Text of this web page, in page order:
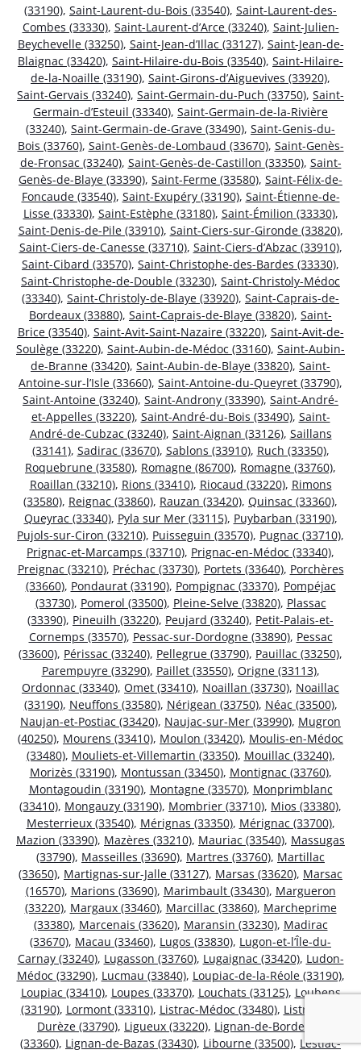
(33190), Saint-Laurent-du-Bois (33540), Saint-Laurent-des-
Combes (33330), Saint-Laurent-d’Arce (33240), Saint-Julien-
Beychevelle (33250), Saint-Jean-d’Illac (33127), Saint-Jean-de-
Blaignac (33420), Saint-Hilaire-du-Bois (33540), Saint-Hilaire-
de-la-Noaille (33190), Saint-Girons-d’Aiguevives (33920),
Saint-Gervais (33240), Saint-Germain-du-Puch (33750), Saint-
Germain-d’Esteuil (33340), Saint-Germain-de-la-Rivière
(33240), Saint-Germain-de-Grave (33490), Saint-Genis-du-
Bois (33760), Saint-Genès-de-Lombaud (33670), Saint-Genès-
de-Fronsac (33240), Saint-Genès-de-Castillon (33350), Saint-
Genès-de-Blaye (33390), Saint-Ferme (33580), Saint-Félix-de-
Foncaude (33540), Saint-Exupéry (33190), Saint-Étienne-de-
Lisse (33330), Saint-Estèphe (33180), Saint-Émilion (33330),
Saint-Denis-de-Pile (33910), Saint-Ciers-sur-Gironde (33820),
Saint-Ciers-de-Canesse (33710), Saint-Ciers-d’Abzac (33910),
Saint-Cibard (33570), Saint-Christophe-des-Bardes (33330),
Saint-Christophe-de-Double (33230), Saint-Christoly-Médoc
(33340), Saint-Christoly-de-Blaye (33920), Saint-Caprais-de-
Bordeaux (33880), Saint-Caprais-de-Blaye (33820), Saint-
Brice (33540), Saint-Avit-Saint-Nazaire (33220), Saint-Avit-de-
Soulège (33220), Saint-Aubin-de-Médoc (33160), Saint-Aubin-
de-Branne (33420), Saint-Aubin-de-Blaye (33820), Saint-
Antoine-sur-l’Isle (33660), Saint-Antoine-du-Queyret (33790),
Saint-Antoine (33240), Saint-Androny (33390), Saint-André-
et-Appelles (33220), Saint-André-du-Bois (33490), Saint-
André-de-Cubzac (33240), Saint-Aignan (33126), Saillans
(33141), Sadirac (33670), Sablons (33910), Ruch (33350),
Roquebrune (33580), Romagne (86700), Romagne (33760),
Roaillan (33210), Rions (33410), Riocaud (33220), Rimons
(33580), Reignac (33860), Rauzan (33420), Quinsac (33360),
Queyrac (33340), Pyla sur Mer (33115), Puybarban (33190),
Pujols-sur-Ciron (33210), Puisseguin (33570), Pugnac (33710),
Prignac-et-Marcamps (33710), Prignac-en-Médoc (33340),
Preignac (33210), Préchac (33730), Portets (33640), Porchères
(33660), Pondaurat (33190), Pompignac (33370), Pompéjac
(33730), Pomerol (33500), Pleine-Selve (33820), Plassac
(33390), Pineuilh (33220), Peujard (33240), Petit-Palais-et-
Cornemps (33570), Pessac-sur-Dordogne (33890), Pessac
(33600), Périssac (33240), Pellegrue (33790), Pauillac (33250),
Parempuyre (33290), Paillet (33550), Origne (33113),
Ordonnac (33340), Omet (33410), Noaillan (33730), Noaillac
(33190), Neuffons (33580), Nérigean (33750), Néac (33500),
Naujan-et-Postiac (33420), Naujac-sur-Mer (33990), Mugron
(40250), Mourens (33410), Moulon (33420), Moulis-en-Médoc
(33480), Mouliets-et-Villemartin (33350), Mouillac (33240),
Morizès (33190), Montussan (33450), Montignac (33760),
Montagoudin (33190), Montagne (33570), Monprimblanc
(33410), Mongauzy (33190), Mombrier (33710), Mios (33380),
Mesterrieux (33540), Mérignas (33350), Mérignac (33700),
Mazion (33390), Mazères (33210), Mauriac (33540), Massugas
(33790), Masseilles (33690), Martres (33760), Martillac
(33650), Martignas-sur-Jalle (33127), Marsas (33620), Marsac
(16570), Marions (33690), Marimbault (33430), Margueron
(33220), Margaux (33460), Marcillac (33860), Marcheprime
(33380), Marcenais (33620), Maransin (33230), Madirac
(33670), Macau (33460), Lugos (33830), Lugon-et-l’Île-du-
Carnay (33240), Lugasson (33760), Lugaignac (33420), Ludon-
Médoc (33290), Lucmau (33840), Loupiac-de-la-Réole (33190),
Loupiac (33410), Loupes (33370), Louchats (33125), Loubens
(33190), Lormont (33310), Listrac-Médoc (33480), Listrac-de-
Durèze (33790), Ligueux (33220), Lignan-de-Bordeaux
(33360), Lignan-de-Bazas (33430), Libourne (33500), Lestiac-